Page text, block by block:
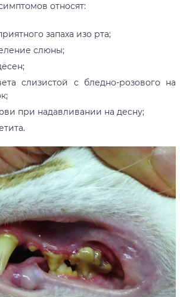
относят:
запаха изо рта;
слюны;
слизистой с бледно-розового на
при надавливании на десну;